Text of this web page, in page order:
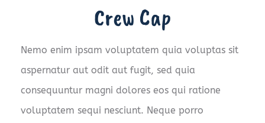
Crew Cap
Nemo enim ipsam voluptatem quia voluptas sit
aspernatur aut odit aut fugit, sed quia
consequuntur magni dolores eos qui ratione
voluptatem sequi nesciunt. Neque porro